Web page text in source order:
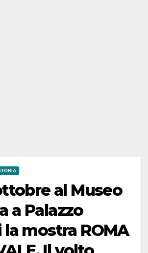
al Museo
a Palazzo
la mostra ROMA